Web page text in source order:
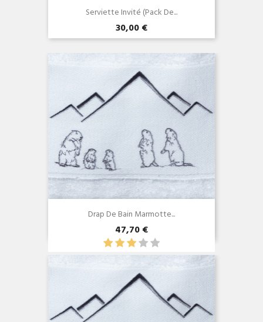
Serviette Invité (Pack De...
30,00 €
Aperçu rapide
Drap De Bain Marmotte...
47,70 €
Aperçu rapide